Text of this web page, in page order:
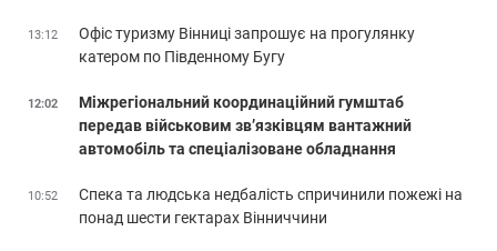
13:12
Офіс туризму Вінниці запрошує на прогулянку
катером по Південному Бугу
12:02
Міжрегіональний координаційний гумштаб
передав військовим зв’язківцям вантажний
автомобіль та спеціалізоване обладнання
10:52
Спека та людська недбалість спричинили пожежі на
понад шести гектарах Вінниччини